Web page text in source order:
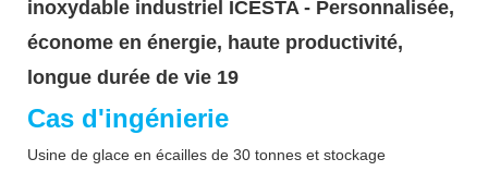
Cas d'ingénierie
Usine de glace en écailles de 30 tonnes et stockage